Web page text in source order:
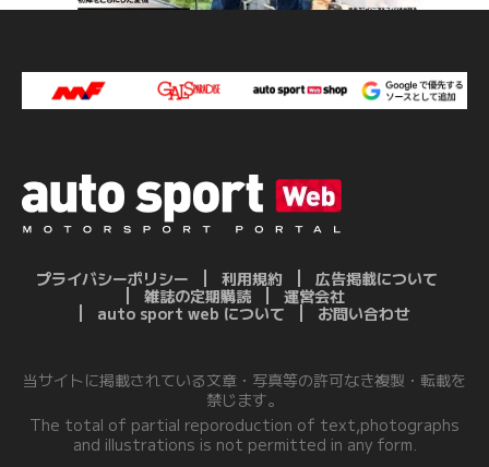
プライバシーポリシー 利用規約
広告掲載について
雑誌の定期購読
運営会社
auto sport web について
お問い合わせ
当サイトに掲載されている文章・写真等の許可なき複製・転載を
禁じます。
The total of partial reporoduction of text,photographs
and illustrations is not permitted in any form.